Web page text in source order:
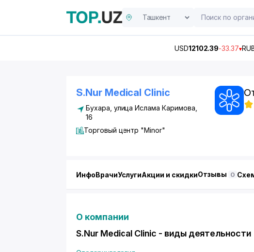
USD12102.39-33.37
S.Nur Medical Clinic
Бухара, улица Ислама Каримова,
16
Торговый центр "Minor"
ИнфоВрачиУслугиАкции и скидкиОтзывы 0
О компании
S.Nur Medical Clinic - виды деятельности